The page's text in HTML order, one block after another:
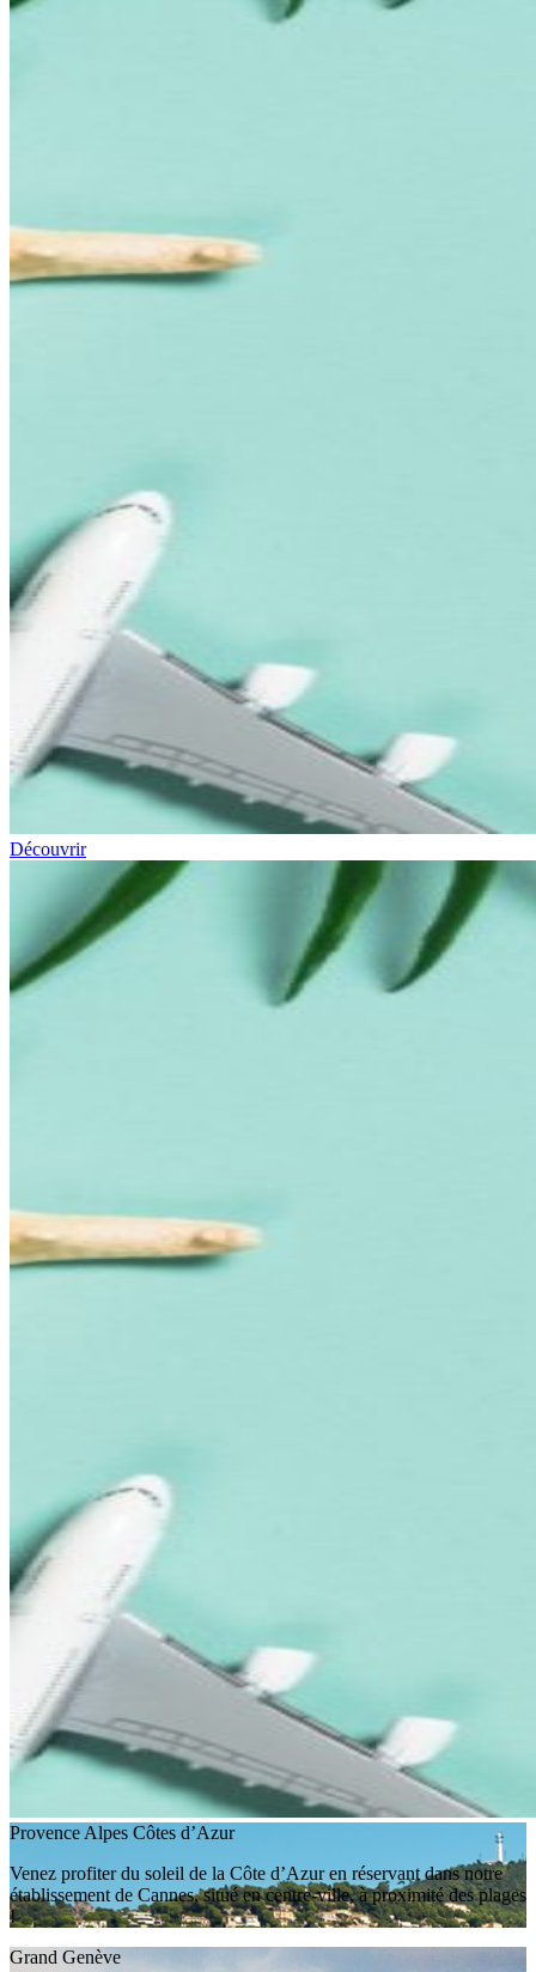
Découvrir
Provence Alpes Côtes d’Azur
Venez profiter du soleil de la Côte d’Azur en réservant dans notre
établissement de Cannes, situé en centre-ville, à proximité des plages
!
Grand Genève